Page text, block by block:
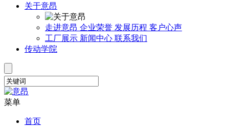
关于意昂
走进意昂 企业荣誉 发展历程 客户心声
工厂展示 新闻中心 联系我们
传动学院
菜单
首页